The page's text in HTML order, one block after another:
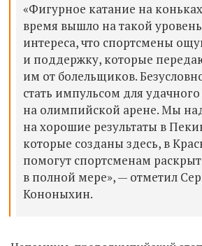
«Фигурное катание на
время вышло на такой
интереса, что спортсмены
и поддержку, которые
им от болельщиков.
стать импульсом для
на олимпийской арене. Мы
на хорошие результаты в
которые созданы здесь, в
помогут спортсменам
в полной мере», — отметил
Кононыхин.